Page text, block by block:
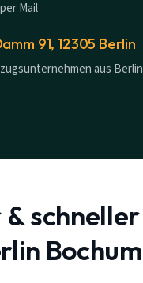
Mail
91, 12305 Berlin
aus Berlin
schneller
Bochum